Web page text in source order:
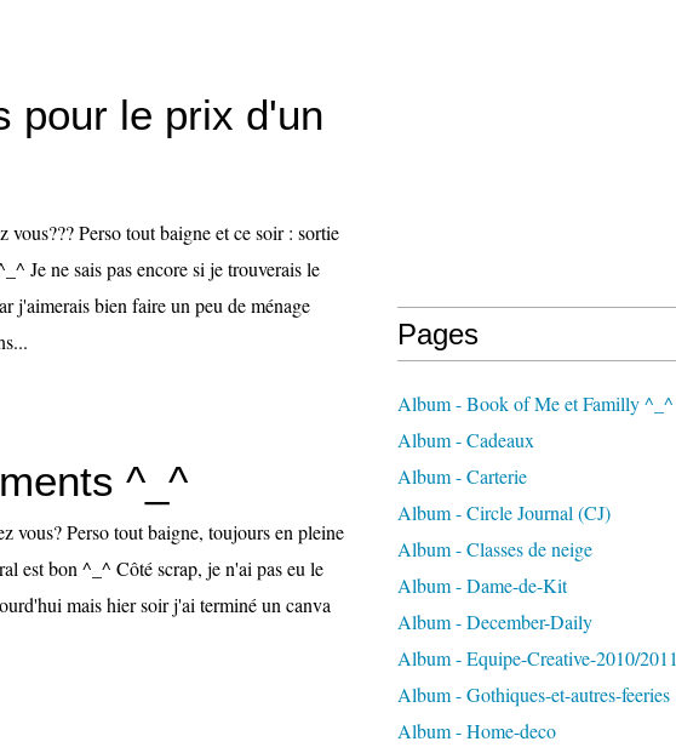
pour le prix d'un
vous??? Perso tout baigne et ce soir : sortie
Je ne sais pas encore si je trouverais le
j'aimerais bien faire un peu de ménage
^_^
vous? Perso tout baigne, toujours en pleine
est bon ^_^ Côté scrap, je n'ai pas eu le
mais hier soir j'ai terminé un canva
Pages
Album - Book of Me et Familly ^_^
Album - Cadeaux
Album - Carterie
Album - Circle Journal (CJ)
Album - Classes de neige
Album - Dame-de-Kit
Album - December-Daily
Album - Equipe-Creative-2010/2011
Album - Gothiques-et-autres-feeries
Album - Home-deco